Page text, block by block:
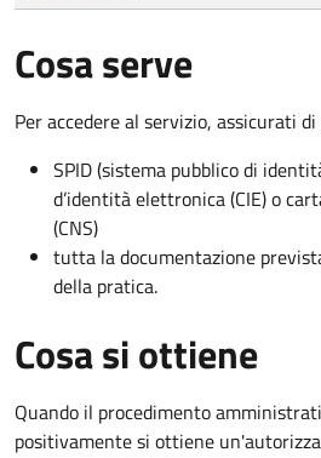
Cosa serve
Per accedere al servizio, assicurati
SPID (sistema pubblico di
d’identità elettronica (CIE) o
(CNS)
tutta la documentazione
della pratica.
Cosa si ottiene
Quando il procedimento
positivamente si ottiene